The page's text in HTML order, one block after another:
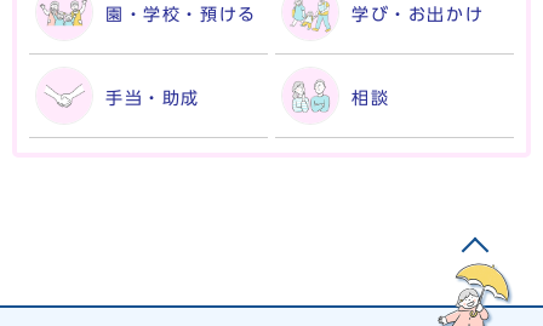
園・学校・預ける 学び・お出かけ
手当・助成 相談